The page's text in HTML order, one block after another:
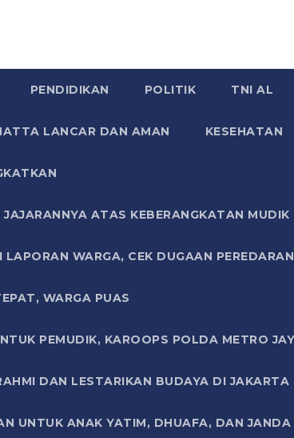
PENDIDIKAN POLITIK TNI AL
LANCAR DAN AMAN KESEHATAN
ATAS KEBERANGKATAN
WARGA, CEK DUGAAN
WARGA PUAS
PEMUDIK, KAROOPS POLDA METRO
DAN LESTARIKAN BUDAYA DI JAKARTA
UNTUK ANAK YATIM, DHUAFA, DAN